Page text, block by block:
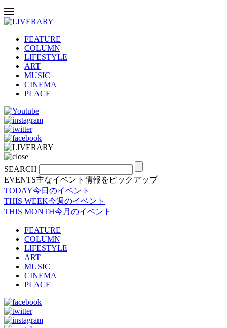
FEATURE
COLUMN
LIFESTYLE
ART
MUSIC
CINEMA
PLACE
SEARCH
EVENTS主なイベント情報をピックアップ
TODAY今日のイベント
THIS WEEK今週のイベント
THIS MONTH今月のイベント
FEATURE
COLUMN
LIFESTYLE
ART
MUSIC
CINEMA
PLACE